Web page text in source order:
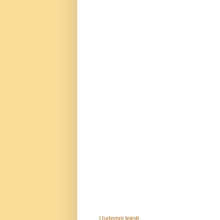
Uudempi teksti